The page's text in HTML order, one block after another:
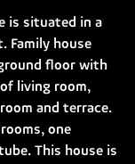
is situated in a
Family house
floor with
living room,
and terrace.
one
This house is